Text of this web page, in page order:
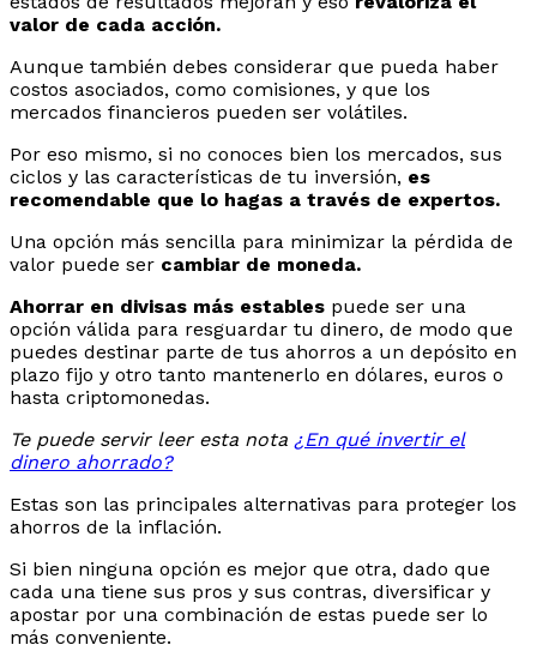
valor de cada acción.
Aunque también debes considerar que pueda haber
costos asociados, como comisiones, y que los
mercados financieros pueden ser volátiles.
Por eso mismo, si no conoces bien los mercados, sus
ciclos y las características de tu inversión, es
recomendable que lo hagas a través de expertos.
Una opción más sencilla para minimizar la pérdida de
valor puede ser cambiar de moneda.
Ahorrar en divisas más estables puede ser una
opción válida para resguardar tu dinero, de modo que
puedes destinar parte de tus ahorros a un depósito en
plazo fijo y otro tanto mantenerlo en dólares, euros o
hasta criptomonedas.
Te puede servir leer esta nota ¿En qué invertir el
dinero ahorrado?
Estas son las principales alternativas para proteger los
ahorros de la inflación.
Si bien ninguna opción es mejor que otra, dado que
cada una tiene sus pros y sus contras, diversificar y
apostar por una combinación de estas puede ser lo
más conveniente.